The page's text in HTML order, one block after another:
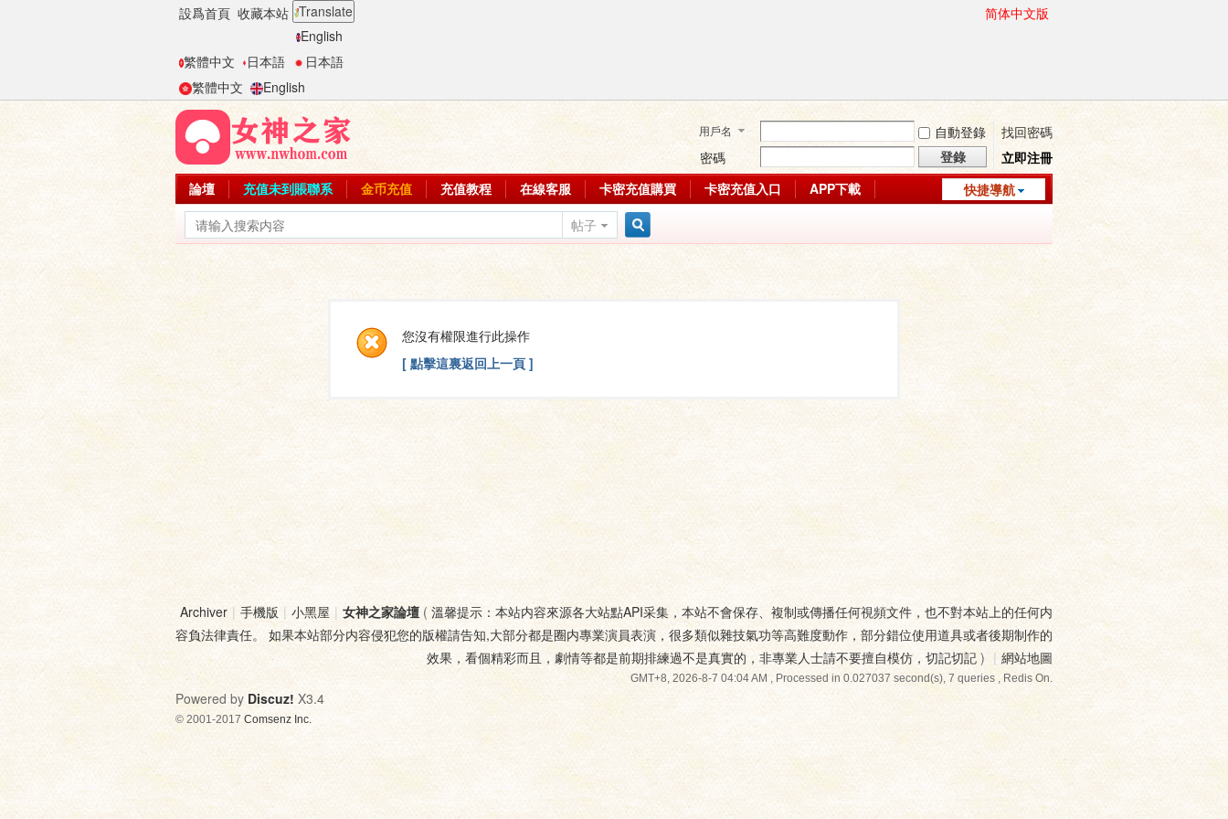
設爲首頁 收藏本站 Translate
English
繁體中文
日本語
日本語
繁體中文
English
简体中文版
用戶名 自動登錄
找回密碼
密碼
登錄
立即注冊
快捷導航
論壇 充值未到賬聯系 金币充值 充值教程 在線客服 卡密充值購買 卡密充值入口
APP下載
帖子
您沒有權限進行此操作
[ 點擊這裏返回上一頁 ]
Archiver | 手機版 | 小黑屋 | 女神之家論壇 ( 溫馨提示：本站内容來源各大站點API采集，本站不會保存、複制或傳播任何視頻文件，也不對本站上的任何内
容負法律責任。 如果本站部分内容侵犯您的版權請告知,大部分都是圈内專業演員表演，很多類似雜技氣功等高難度動作，部分錯位使用道具或者後期制作的
效果，看個精彩而且，劇情等都是前期排練過不是真實的，非專業人士請不要擅自模仿，切記切記 ) | 網站地圖
GMT+8, 2026-8-7 04:04 AM, Processed in 0.027037 second(s), 7 queries , Redis On.
Powered by Discuz! X3.4
© 2001-2017 Comsenz Inc.